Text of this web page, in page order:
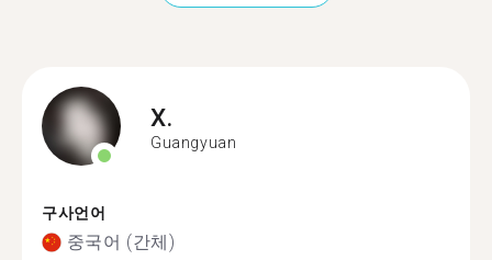
X.
Guangyuan
구사언어
중국어 (간체)